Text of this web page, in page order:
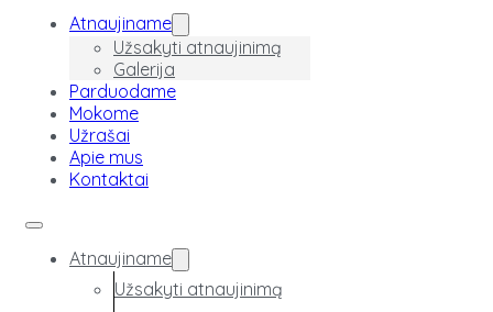
Atnaujiname
Užsakyti atnaujinimą
Galerija
Parduodame
Mokome
Užrašai
Apie mus
Kontaktai
Atnaujiname
Užsakyti atnaujinimą